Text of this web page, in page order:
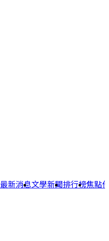
最新消息文學新聞排行榜焦點